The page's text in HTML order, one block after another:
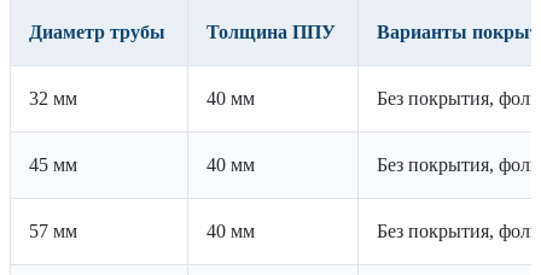
Диаметр трубы Толщина ППУ Варианты
32 мм 40 мм Без покрытия,
45 мм 40 мм Без покрытия,
57 мм 40 мм Без покрытия,